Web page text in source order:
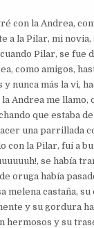
con la Andrea,
a la Pilar, mi novia,
Pilar, se fue
como amigos,
y nunca más la vi,
Andrea me llamo,
que estaba
una parrillada
con la Pilar, fui a
se había
oruga había
melena castaña,
y su gordura
hermosos y su